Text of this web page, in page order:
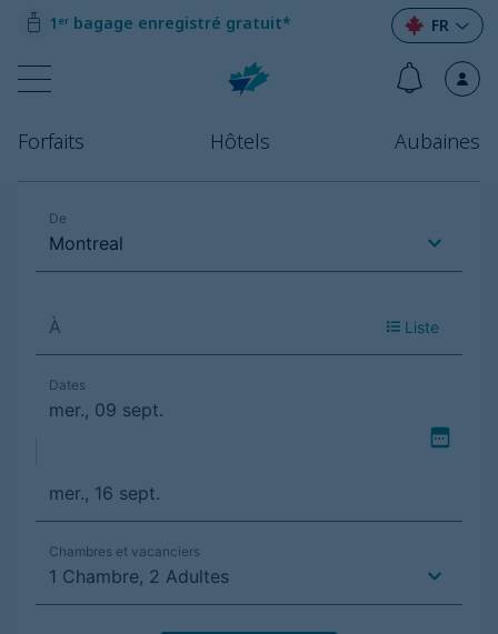
1ᵉʳ bagage enregistré gratuit*
Forfaits Hôtels Aubaines
FR